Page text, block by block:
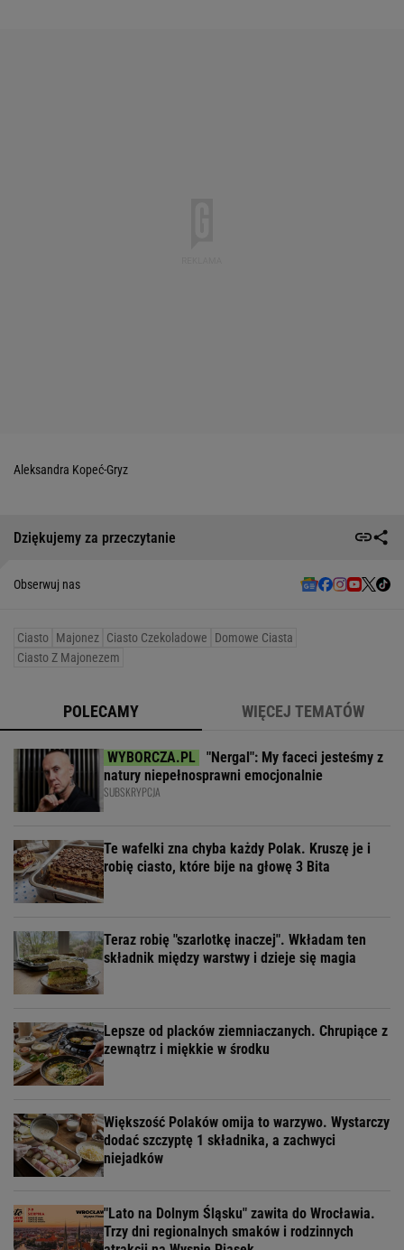
Aleksandra Kopeć-Gryz
Dziękujemy za przeczytanie
Obserwuj nas
Ciasto Majonez Ciasto Czekoladowe
Domowe Ciasta
Ciasto Z Majonezem
POLECAMY WIĘCEJ TEMATÓW
"Nergal": My faceci jesteśmy z
natury niepełnosprawni emocjonalnie
SUBSKRYPCJA
Te wafelki zna chyba każdy Polak. Kruszę je i
robię ciasto, które bije na głowę 3 Bita
Teraz robię "szarlotkę inaczej". Wkładam ten
składnik między warstwy i dzieje się magia
Lepsze od placków ziemniaczanych. Chrupiące z
zewnątrz i miękkie w środku
Większość Polaków omija to warzywo. Wystarczy
dodać szczyptę 1 składnika, a zachwyci
niejadków
"Lato na Dolnym Śląsku" zawita do Wrocławia.
Trzy dni regionalnych smaków i rodzinnych